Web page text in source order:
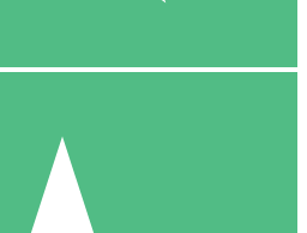
10 Downloaden
20 00